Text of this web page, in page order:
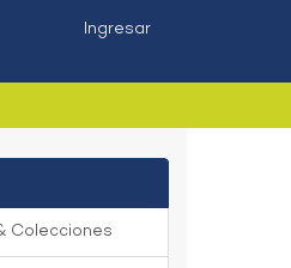
Ingresar
Colecciones